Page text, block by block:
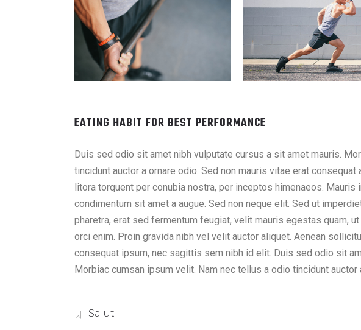
EATING HABIT FOR BEST PERFORMANCE
Duis sed odio sit amet nibh vulputate cursus a sit amet mauris.
tincidunt auctor a ornare odio. Sed non mauris vitae erat
litora torquent per conubia nostra, per inceptos himenaeos. Mauris
condimentum sit amet a augue. Sed non neque elit. Sed ut
pharetra, erat sed fermentum feugiat, velit mauris egestas quam,
orci enim. Proin gravida nibh vel velit auctor aliquet. Aenean
consequat ipsum, nec sagittis sem nibh id elit. Duis sed odio sit
Morbiac cumsan ipsum velit. Nam nec tellus a odio tincidunt auctor
Salut